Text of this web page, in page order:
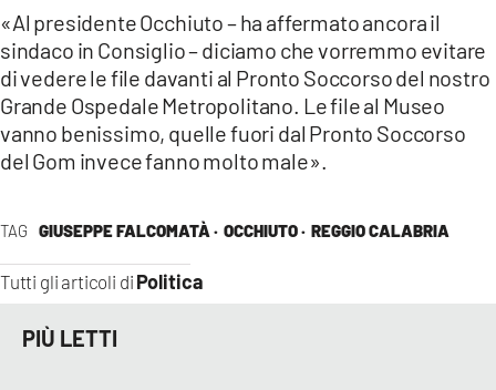
LACAPITALENEWS.IT
App
ANDROID
TAG GIUSEPPE FALCOMATÀ · OCCHIUTO · REGGIO CALABRIA
Tutti gli articoli di Politica
«Al presidente Occhiuto – ha affermato ancora il
sindaco in Consiglio – diciamo che vorremmo evitare
di vedere le file davanti al Pronto Soccorso del nostro
Grande Ospedale Metropolitano. Le file al Museo
vanno benissimo, quelle fuori dal Pronto Soccorso
del Gom invece fanno molto male».
PIÙ LETTI